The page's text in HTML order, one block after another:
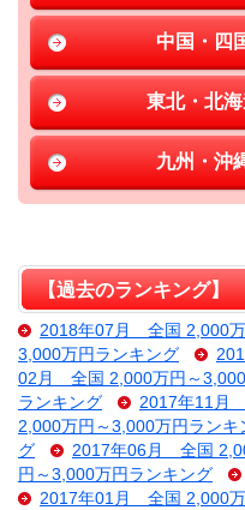
中国・四
東北・北
九州・沖
【過去のランキング】
2018年07月 全国 2,000
3,000万円ランキング
02月 全国 2,000万円～
ランキング
2017年11月
2,000万円～3,000万円ランキ
グ
2017年06月 全国
円～3,000万円ランキング
2017年01月 全国 2,000